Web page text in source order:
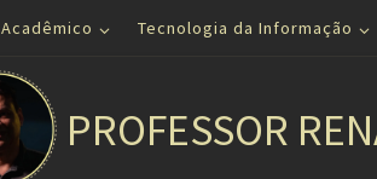
Acadêmico Tecnologia da Informação
PROFESSOR